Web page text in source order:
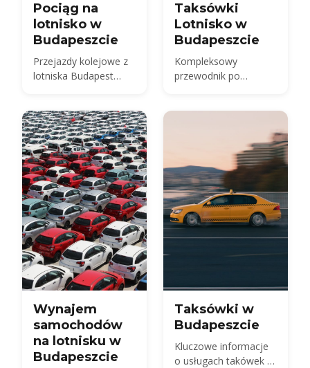
Pociąg na
lotnisko w
Budapeszcie
Przejazdy kolejowe z
lotniska Budapest
Taksówki
Lotnisko w
Budapeszcie
Kompleksowy
przewodnik po
Wynajem
samochodów
na lotnisku w
Budapeszcie
Taksówki w
Budapeszcie
Kluczowe informacje
o usługach takówek w